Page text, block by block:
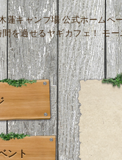
蓮キャンプ場 公式ホームペ
を過せるヤギカフェ！ モ
ント